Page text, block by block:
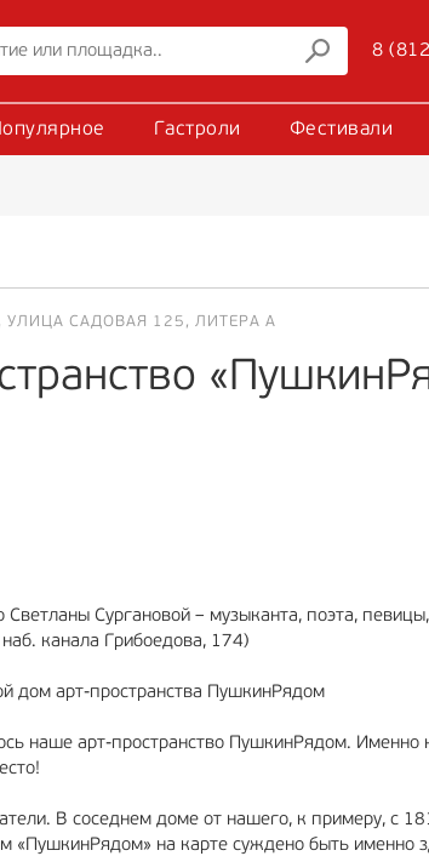
8
Гастроли Фестивали
УЛИЦА САДОВАЯ 125, ЛИТЕРА А
Сургановой – музыканта, поэта,
канала Грибоедова, 174)
дом арт-пространства ПушкинРядом
наше арт-пространство ПушкинРядом.
В соседнем доме от нашего, к примеру, с
«ПушкинРядом» на карте суждено быть именно